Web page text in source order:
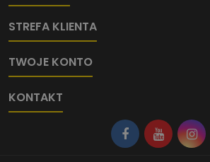
STREFA KLIENTA
TWOJE KONTO
KONTAKT